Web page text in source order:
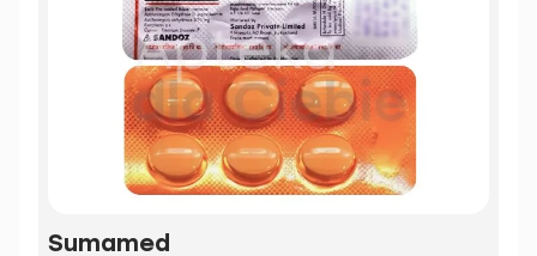
Sumamed